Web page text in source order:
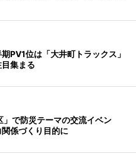
PV1位は「大井町トラックス」
集まる
で防災テーマの交流イベン
係づくり目的に